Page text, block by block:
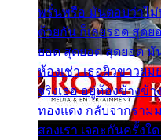
พรั่นพรือ มันตอบว่าไม่
ด้วยกัน ก็เลยรอด สุด
ยอด สุดยอด สุดยอด
ห้องเช่า เธอผิวขาวผ
จริงเธอ อยู่ห้องข้างข้
ทองแดง กลับจากราม
สองเรา เจอะกันครั้งใ